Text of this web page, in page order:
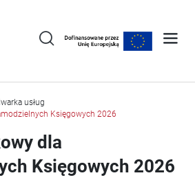
link otworzy się w nowym oknie
usług
Księgowych 2026
dla
Księgowych 2026